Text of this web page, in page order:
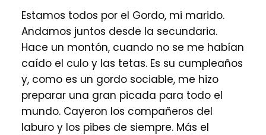
Estamos todos por el Gordo, mi marido.
Andamos juntos desde la secundaria.
Hace un montón, cuando no se me habían
caído el culo y las tetas. Es su cumpleaños
y, como es un gordo sociable, me hizo
preparar una gran picada para todo el
mundo. Cayeron los compañeros del
laburo y los pibes de siempre. Más el